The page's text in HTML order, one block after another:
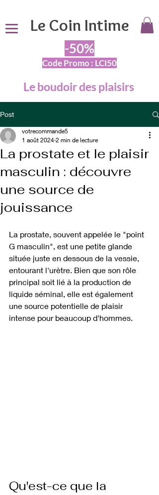
Le Coin Intime
Le boudoir des plaisirs
-50%
Code Promo : LCI50
Post
La prostate et le plaisir
masculin : découvre
une source de
jouissance
votrecommande5
1 août 2024 2 min de lecture
La prostate, souvent appelée le "point
G masculin", est une petite glande
située juste en dessous de la vessie,
entourant l'urètre. Bien que son rôle
principal soit lié à la production de
liquide séminal, elle est également
une source potentielle de plaisir
intense pour beaucoup d'hommes.
Qu'est-ce que la